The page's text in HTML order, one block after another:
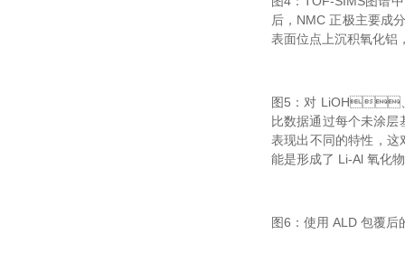
后，NMC 正极主要
表面位点上沉积氧化铝
图5：对
比数据通过每个未涂层
表现出不同的特性，
能是形成了 Li-Al 氧化物
图6：使用 ALD 包覆